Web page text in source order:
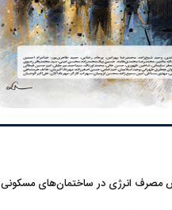
مصرف انرژی در ساختمان‌های مسکونی